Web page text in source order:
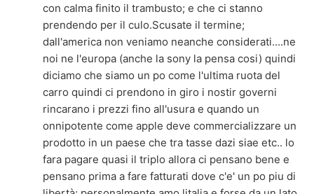
con calma finito il trambusto; e che ci stanno
prendendo per il culo.Scusate il termine;
dall'america non veniamo neanche considerati....ne
noi ne l'europa (anche la sony la pensa cosi) quindi
diciamo che siamo un po come l'ultima ruota del
carro quindi ci prendono in giro i nostir governi
rincarano i prezzi fino all'usura e quando un
onnipotente come apple deve commercializzare un
prodotto in un paese che tra tasse dazi siae etc.. lo
fara pagare quasi il triplo allora ci pensano bene e
pensano prima a fare fatturati dove c'e' un po piu di